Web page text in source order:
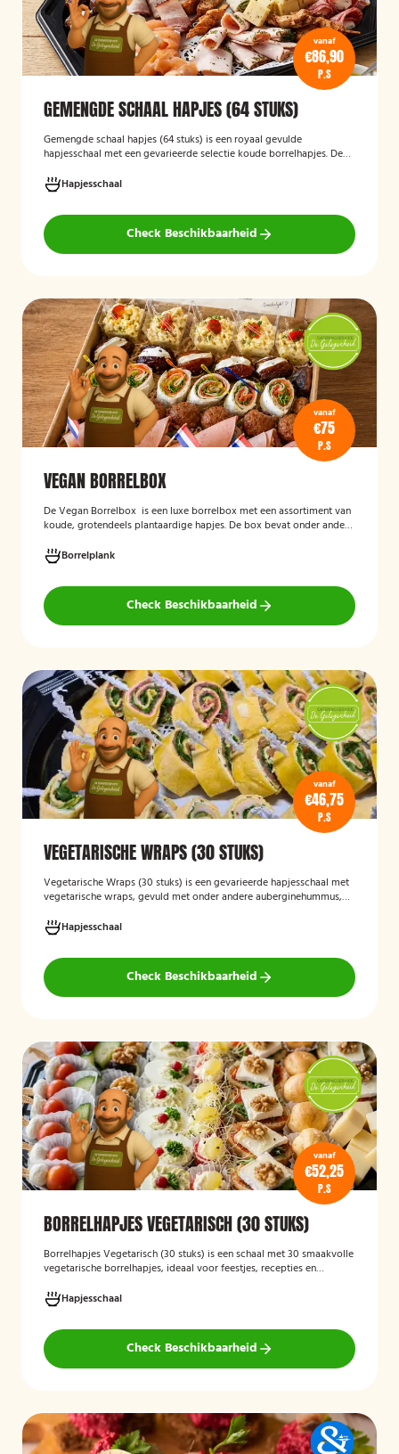
vanaf
€86,90
P.S
GEMENGDE SCHAAL HAPJES (64 STUKS)
Gemengde schaal hapjes (64 stuks) is een royaal gevulde
hapjesschaal met een gevarieerde selectie koude borrelhapjes. De
recepties, bedrijfsborrels en andere feestelijke gelegenheden. Met
64 hapjes is deze schaal geschikt om een grotere groep gasten te
voorzien van smakelijke en gevarieerde snacks.
Hapjesschaal
Check Beschikbaarheid
vanaf
€75
P.S
VEGAN BORRELBOX
DeVegan Borrelbox is een luxe borrelbox met een assortiment van
koude, grotendeels plantaardige hapjes. De box bevat onder andere
groenten, crostini’s en andere smaakvolle borrelhapjes die direct
serveerklaar zijn voor een feest, borrel of bijeenkomst.
Borrelplank
Check Beschikbaarheid
vanaf
€46,75
P.S
VEGETARISCHE WRAPS (30 STUKS)
Vegetarische Wraps (30 stuks) is een gevarieerde hapjesschaal met
vegetarische wraps, gevuld met onder andere auberginehummus,
smaakvolle en kleurrijke keuze voor borrels, feesten of zakelijke
bijeenkomsten, geschikt voor gasten die vegetarisch eten.
Hapjesschaal
Check Beschikbaarheid
vanaf
€52,25
P.S
BORRELHAPJES VEGETARISCH (30 STUKS)
Borrelhapjes Vegetarisch (30 stuks) is een schaal met 30 smaakvolle
vegetarische borrelhapjes, ideaal voor feestjes, recepties en
selectie die geschikt is voor vegetariërs, zodat gasten kunnen
genieten van een feestelijke en veelzijdige borrelervaring.
Hapjesschaal
Check Beschikbaarheid